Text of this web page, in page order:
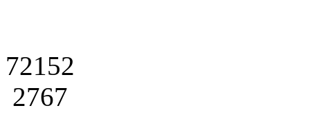
72152
2767